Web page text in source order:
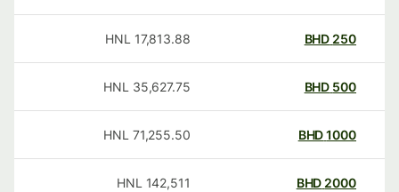
250
BHD
17,813.88
HNL
500
BHD
35,627.75
HNL
1000
BHD
71,255.50
HNL
2000
BHD
142,511
HNL